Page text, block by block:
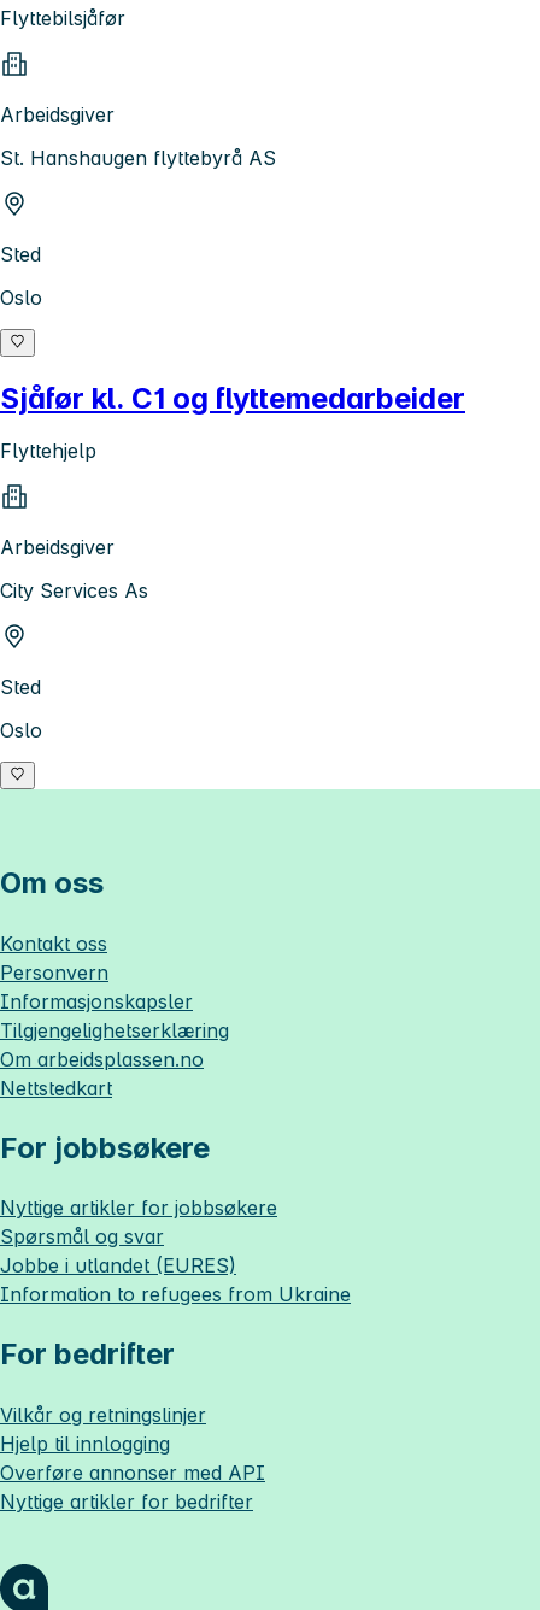
Flyttebilsjåfør
Arbeidsgiver
St. Hanshaugen flyttebyrå AS
Sted
Oslo
Sjåfør kl. C1 og flyttemedarbeider
Flyttehjelp
Arbeidsgiver
City Services As
Sted
Oslo
Om oss
Kontakt oss
Personvern
Informasjonskapsler
Tilgjengelighetserklæring
Om arbeidsplassen.no
Nettstedkart
For jobbsøkere
Nyttige artikler for jobbsøkere
Spørsmål og svar
Jobbe i utlandet (EURES)
Information to refugees from Ukraine
For bedrifter
Vilkår og retningslinjer
Hjelp til innlogging
Overføre annonser med API
Nyttige artikler for bedrifter